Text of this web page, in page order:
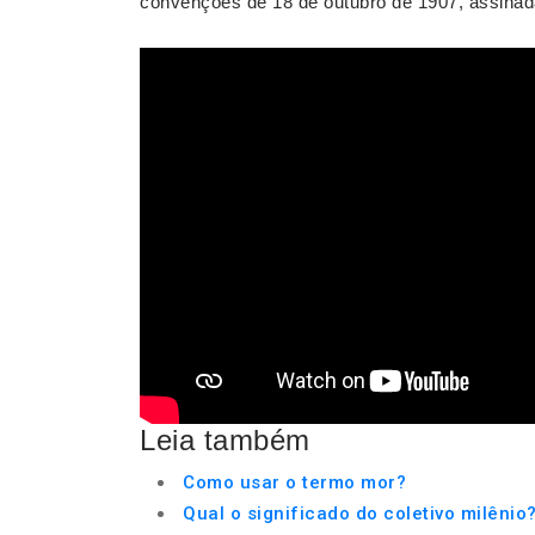
Leia também
Como usar o termo mor?
Qual o significado do coletivo milênio?